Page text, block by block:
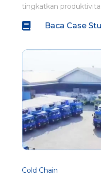
tingkatkan
 Baca Case
Cold Chain